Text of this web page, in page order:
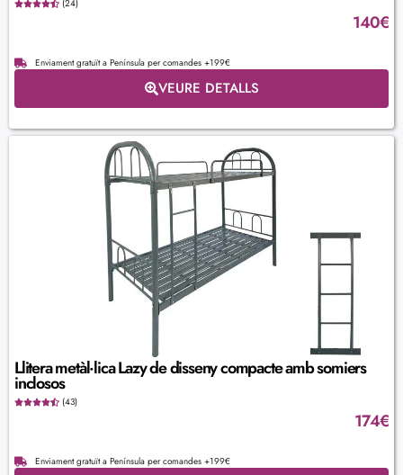
(24)
140€
Enviament gratuït a Península per comandes +199€
VEURE DETALLS
Llitera metàl·lica Lazy de disseny compacte amb somiers
inclosos
(43)
174€
Enviament gratuït a Península per comandes +199€